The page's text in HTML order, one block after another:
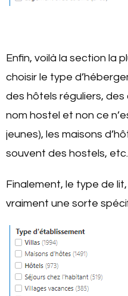
Enfin, voilà la section la
choisir le type
des hôtels réguliers,
nom hostel et non ce
jeunes), les maisons
souvent des hostels, etc.
Finalement, le type de
vraiment une sorte